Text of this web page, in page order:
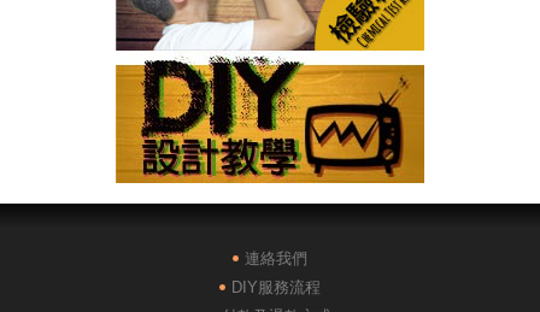
連絡我們
DIY服務流程